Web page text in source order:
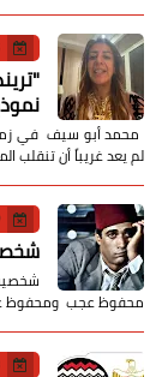
محمد أبو سيف ​في
لم يعد غريباً أن تنقلب
محفوظ عجب ومحفوظ